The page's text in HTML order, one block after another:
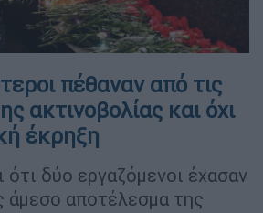
πέθαναν από τις
ακτινοβολίας και όχι
έκρηξη
ότι δύο εργαζόμενοι έχασαν
άμεσο αποτέλεσμα της